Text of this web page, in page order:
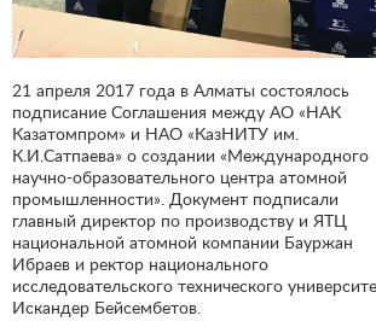
21 апреля 2017 года в Алматы состоялось
подписание Соглашения между АО «НАК
Казатомпром» и НАО «КазНИТУ им.
К.И.Сатпаева» о создании «Международного
научно-образовательного центра атомной
промышленности». Документ подписали
главный директор по производству и ЯТЦ
национальной атомной компании Бауржан
Ибраев и ректор национального
исследовательского технического
Искандер Бейсембетов.